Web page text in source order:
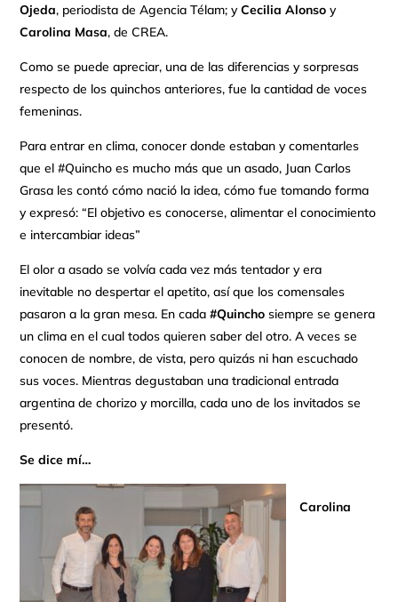
Ojeda, periodista de Agencia Télam; yCecilia Alonsoy
Carolina Masa, de CREA.
Como se puede apreciar, una de las diferencias y sorpresas
respecto de los quinchos anteriores, fue la cantidad de voces
femeninas.
Para entrar en clima, conocer donde estaban y comentarles
que el #Quincho es mucho más que un asado, Juan Carlos
Grasa les contó cómo nació la idea, cómo fue tomando forma
y expresó: “El objetivo es conocerse, alimentar el conocimiento
e intercambiar ideas”
El olor a asado se volvía cada vez más tentador y era
inevitable no despertar el apetito, así que los comensales
pasaron a la gran mesa. En cada#Quincho siempre se genera
un clima en el cual todos quieren saber del otro. A veces se
conocen de nombre, de vista, pero quizás ni han escuchado
sus voces. Mientras degustaban una tradicional entrada
argentina de chorizo y morcilla, cada uno de los invitados se
presentó.
Se dice mí…
Carolina